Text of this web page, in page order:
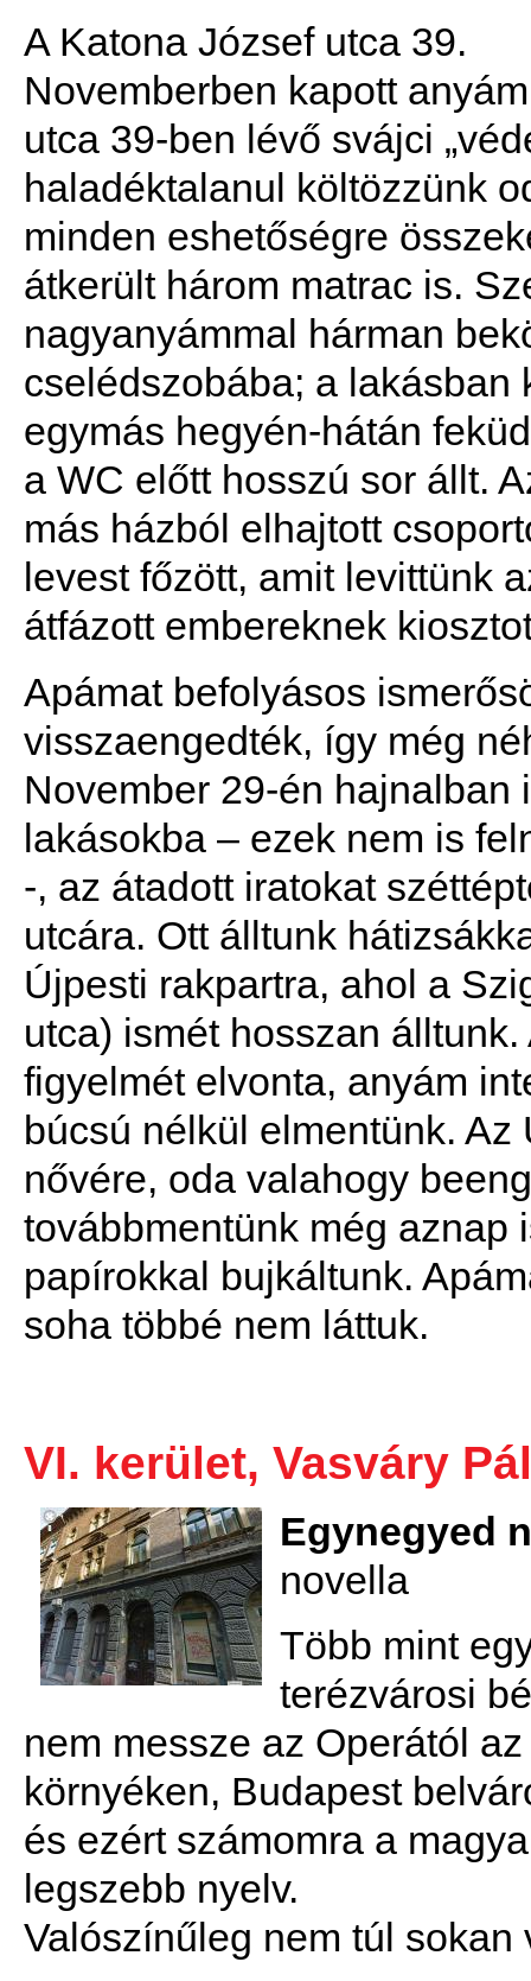
A Katona József utca 39.
Novemberben kapott
utca 39-ben lévő svájci
haladéktalanul költözzünk
minden eshetőségre
átkerült három matrac is.
nagyanyámmal hárman
cselédszobába; a lakásban
egymás hegyén-hátán
a WC előtt hosszú sor állt.
más házból elhajtott
levest főzött, amit levittünk
átfázott embereknek
Apámat befolyásos
visszaengedték, így még
November 29-én hajnalban
lakásokba – ezek nem is
-, az átadott iratokat
utcára. Ott álltunk
Újpesti rakpartra, ahol a
utca) ismét hosszan
figyelmét elvonta, anyám
búcsú nélkül elmentünk.
nővére, oda valahogy
továbbmentünk még aznap
papírokkal bujkáltunk.
soha többé nem láttuk.
VI. kerület, Vasváry
Egynegyed
novella
Több mint
terézvárosi
nem messze az Operától
környéken, Budapest
és ezért számomra a
legszebb nyelv.
Valószínűleg nem túl sokan